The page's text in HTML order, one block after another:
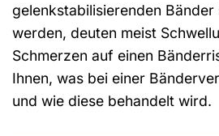
gelenkstabilisierenden
werden, deuten meist
Schmerzen auf einen
Ihnen, was bei einer
und wie diese behandelt wird.